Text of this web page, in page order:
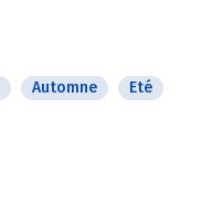
Automne
Eté